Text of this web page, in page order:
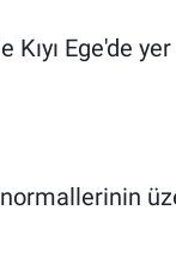
Ege'de